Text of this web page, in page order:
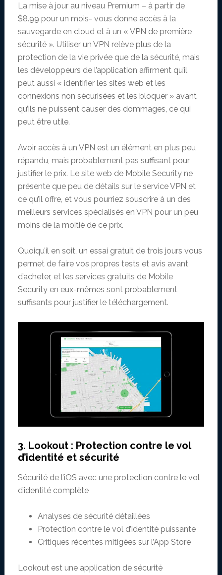
La mise à jour au niveau Premium – à partir de
$8.99 pour un mois- vous donne accès à la
sauvegarde en cloud et à un « VPN de première
sécurité ». Utiliser un VPN relève plus de la
protection de la vie privée que de la sécurité, mais
les développeurs de l’application affirment qu’il
peut aussi « identifier les sites web et les
connexions non sécurisées et les bloquer » avant
qu’ils ne puissent causer des dommages, ce qui
peut être utile.
Avoir accès à un VPN est un élément en plus peu
répandu, mais probablement pas suffisant pour
justifier le prix. Le site web de Mobile Security ne
présente que peu de détails sur le service VPN et
ce qu’il offre, et vous pourriez souscrire à un des
meilleurs services spécialisés en VPN pour un peu
moins de la moitié de ce prix.
Quoiqu’il en soit, un essai gratuit de trois jours vous
permet de faire vos propres tests et avis avant
d’acheter, et les services gratuits de Mobile
Security en eux-mêmes sont probablement
suffisants pour justifier le téléchargement.
3. Lookout : Protection contre le vol
d’identité et sécurité
Sécurité de l’iOS avec une protection contre le vol
d’identité complète
Analyses de sécurité détaillées
Protection contre le vol d’identité puissante
Critiques récentes mitigées sur l’App Store
Lookout est une application de sécurité